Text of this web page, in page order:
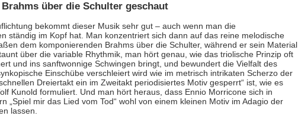
über die Schulter geschaut
bekommt dieser Musik sehr gut – auch wenn man die
ständig im Kopf hat. Man konzentriert sich dann auf das reine melodische
dem komponierenden Brahms über die Schulter, während er sein Material
über die variable Rhythmik, man hört genau, wie das triolische Prinzip oft
und ins sanftwonnige Schwingen bringt, und bewundert die Vielfalt des
Einschübe verschleiert wird wie im metrisch intrikaten Scherzo der
Dreiertakt ein im Zweitakt periodisiertes Motiv gesperrt“ ist, wie es
Kunold formuliert. Und man hört heraus, dass Ennio Morricone sich in
„Spiel mir das Lied vom Tod“ wohl von einem kleinen Motiv im Adagio der
lassen.